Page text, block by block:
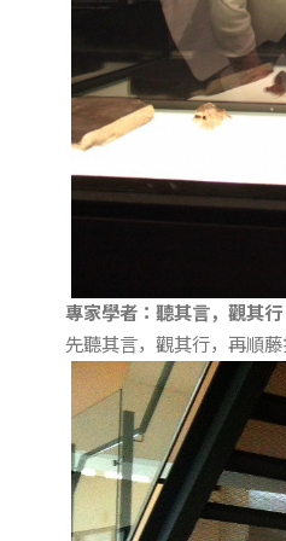
專家學者：聽其言，觀其行
先聽其言，觀其行，再順